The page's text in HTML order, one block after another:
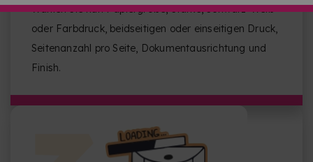
Wählen Sie nun Papiergröße, Stärke, Schwarz-Weiß-
oder Farbdruck, beidseitigen oder einseitigen Druck,
Seitenanzahl pro Seite, Dokumentausrichtung und
Finish.